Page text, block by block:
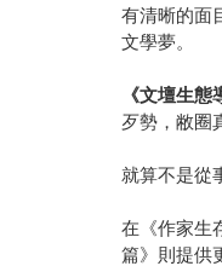
有清晰的面
文學夢。
《文壇生
歹勢，敝圈
就算不是從
在《作家生
篇》則提供